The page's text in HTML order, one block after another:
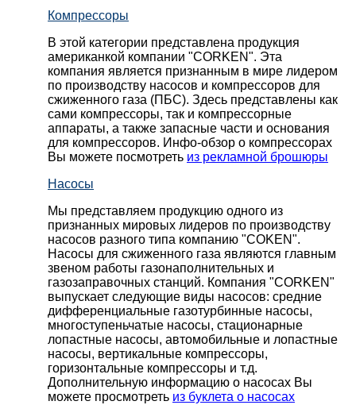
Компрессоры
В этой категории представлена продукция
американкой компании "CORKEN". Эта
компания является признанным в мире лидером
по производству насосов и компрессоров для
сжиженного газа (ПБС). Здесь представлены как
сами компрессоры, так и компрессорные
аппараты, а также запасные части и основания
для компрессоров. Инфо-обзор о компрессорах
Вы можете посмотреть из рекламной брошюры
Насосы
Мы представляем продукцию одного из
признанных мировых лидеров по производству
насосов разного типа компанию "COKEN".
Насосы для сжиженного газа являются главным
звеном работы газонаполнительных и
газозаправочных станций. Компания "CORKEN"
выпускает следующие виды насосов: cредние
дифференциальные газотурбинные насосы,
многоступеньчатые насосы, стационарные
лопастные насосы, автомобильные и лопaстные
насосы, вертикальные компрессоры,
горизонтальные компрессоры и т.д.
Дополнительную информацию о насосах Вы
можете просмотреть из буклета о насосах